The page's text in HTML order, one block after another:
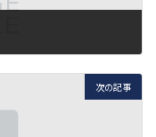
次の記事